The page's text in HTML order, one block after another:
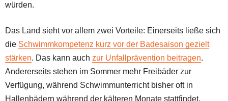
würden.
Das Land sieht vor allem zwei Vorteile: Einerseits ließe sich
die Schwimmkompetenz kurz vor der Badesaison gezielt
stärken. Das kann auch zur Unfallprävention beitragen.
Andererseits stehen im Sommer mehr Freibäder zur
Verfügung, während Schwimmunterricht bisher oft in
Hallenbädern während der kälteren Monate stattfindet.